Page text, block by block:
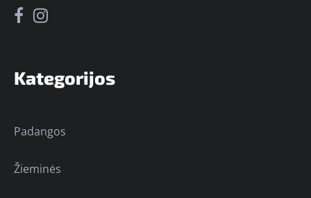
Kategorijos
Padangos
Žieminės